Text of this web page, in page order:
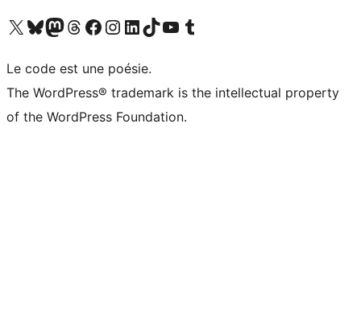
Visitez notre compte X (précédemment Twitter)
Visiter notre compte Bluesky
Visiter notre compte Mastodon
Visiter notre compte Threads
Consulter notre compte Facebook
Consulter notre compte Instagram
Consulter notre compte LinkedIn
Visiter notre compte TokTok
Visiter notre chaîne YouTube
Visiter notre compte Tumblr
Le code est une poésie.
The WordPress® trademark is the intellectual property
of the WordPress Foundation.